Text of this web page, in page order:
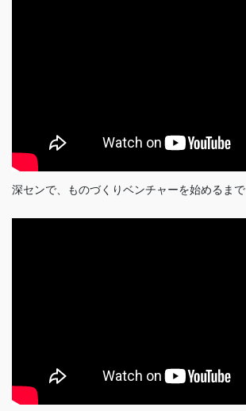
深センで、ものづくりベンチャーを始めるまで